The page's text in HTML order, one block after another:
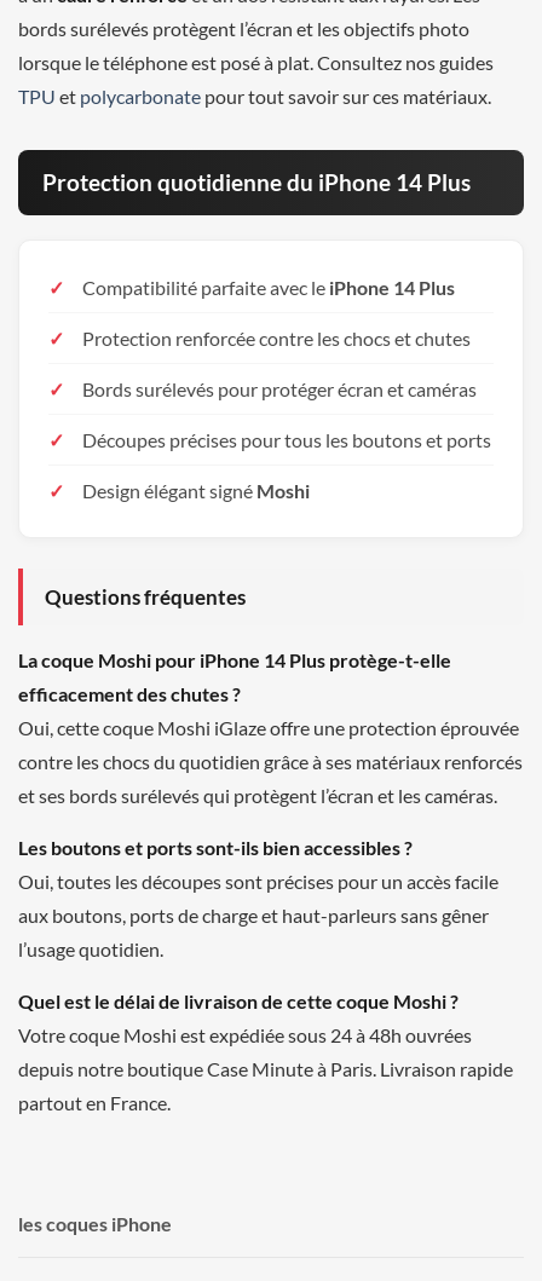
bords surélevés protègent l’écran et les objectifs photo
lorsque le téléphone est posé à plat. Consultez nos guides
TPU et polycarbonate pour tout savoir sur ces matériaux.
Protection quotidienne du iPhone 14 Plus
Compatibilité parfaite avec le iPhone 14 Plus
Protection renforcée contre les chocs et chutes
Bords surélevés pour protéger écran et caméras
Découpes précises pour tous les boutons et ports
Design élégant signé Moshi
Questions fréquentes
La coque Moshi pour iPhone 14 Plus protège-t-elle
efficacement des chutes ?
Oui, cette coque Moshi iGlaze offre une protection éprouvée
contre les chocs du quotidien grâce à ses matériaux renforcés
et ses bords surélevés qui protègent l’écran et les caméras.
Les boutons et ports sont-ils bien accessibles ?
Oui, toutes les découpes sont précises pour un accès facile
aux boutons, ports de charge et haut-parleurs sans gêner
l’usage quotidien.
Quel est le délai de livraison de cette coque Moshi ?
Votre coque Moshi est expédiée sous 24 à 48h ouvrées
depuis notre boutique Case Minute à Paris. Livraison rapide
partout en France.
les coques iPhone